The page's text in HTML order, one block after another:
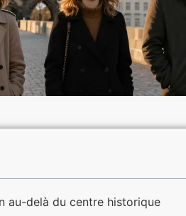
au-delà du centre historique